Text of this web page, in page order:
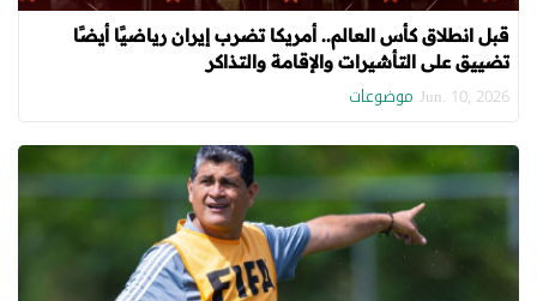
قبل انطلاق كأس العالم.. أمريكا تضرب إيران رياضيًا أيضًا
تضييق على التأشيرات والإقامة والتذاكر
Jun. 10, 2026 موضوعات